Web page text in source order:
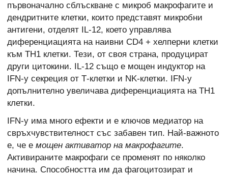
първоначално сблъскване с микроб макрофагите и
дендритните клетки, които представят микробни
антигени, отделят IL-12, което управлява
диференциацията на наивни CD4 + хелперни клетки
към ТН1 клетки. Тези, от своя страна, продуцират
други цитокини. IL-12 също е мощен индуктор на
IFN-y секреция от Т-клетки и NK-клетки. IFN-y
допълнително увеличава диференциацията на ТН1
клетки.
IFN-y има много ефекти и е ключов медиатор на
свръхчувствителност със забавен тип. Най-важното
е, че е мощен активатор на макрофагите.
Активираните макрофаги се променят по няколко
начина. Способността им да фагоцитозират и